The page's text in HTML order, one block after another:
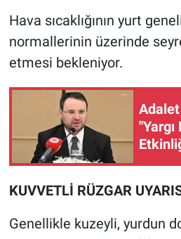
Hava sıcaklığının yurt
normallerinin üzerinde
etmesi bekleniyor.
KUVVETLİ RÜZGAR
Genellikle kuzeyli, yurdun
Popüler
Sağlık
Spor
Teknoloji
Türkiye'nin Geleceği